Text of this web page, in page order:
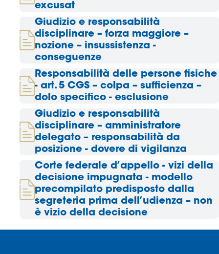
Contatti
Assicurazione
Social media
excusat
Giudizio e responsabilità
disciplinare – forza maggiore –
nozione – insussistenza -
conseguenze
Responsabilità delle persone fisiche
- art. 5 CGS – colpa – sufficienza –
dolo specifico - esclusione
Giudizio e responsabilità
disciplinare – amministratore
delegato – responsabilità da
posizione - dovere di vigilanza
Corte federale d’appello - vizi della
decisione impugnata - modello
precompilato predisposto dalla
segreteria prima dell’udienza – non
è vizio della decisione